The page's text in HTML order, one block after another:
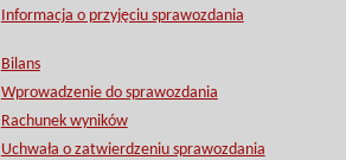
Informacja o przyjęciu sprawozdania
Bilans
Wprowadzenie do sprawozdania
Rachunek wyników
Uchwała o zatwierdzeniu sprawozdania